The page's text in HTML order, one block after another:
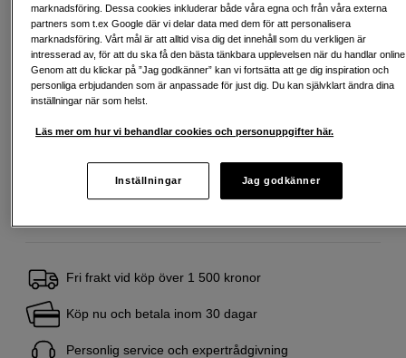
Delbetala från 108 SEK/mån via
Exempel: 48 mån, 108 SEK/mån, totalt 5 763 SEK, effektiv ränta 10,45 %
Startavgift 579 SEK, aviavgift 45 SEK/mån tillkommer
Att låna kostar pengar! Om du inte kan betala tillbaka skulden i tid
bostad, teckna abonnemang och få nya lån. För stöd, vänd dig till budget-
och skuldrådgivningen i din kommun. Kontaktuppgifter finns på
konsumentverket.se (öppnas i ny flik)
Fri frakt vid köp över 1 500 kronor
Köp nu och betala inom 30 dagar
Personlig service och expertrådgivning
marknadsföring. Dessa cookies inkluderar både våra egna och från våra externa
partners som t.ex Google där vi delar data med dem för att personalisera
marknadsföring. Vårt mål är att alltid visa dig det innehåll som du verkligen är
intresserad av, för att du ska få den bästa tänkbara upplevelsen när du handlar
Genom att du klickar på ”Jag godkänner” kan vi fortsätta att ge dig inspiration och
personliga erbjudanden som är anpassade för just dig. Du kan självklart ändra dina
inställningar när som helst.
Läs mer om hur vi behandlar cookies och personuppgifter här.
Inställningar Jag godkänner